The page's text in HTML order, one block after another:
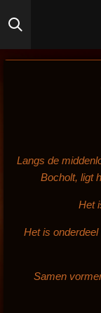
direct
naar
Langs de
Bocholt, ligt
Het
Het is
Samen